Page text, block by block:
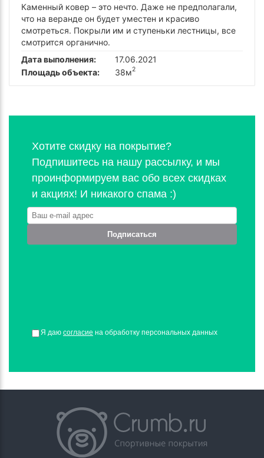
Каменный ковер – это нечто. Даже не предполагали,
что на веранде он будет уместен и красиво
смотреться. Покрыли им и ступеньки лестницы, все
смотрится органично.
Дата выполнения:
17.06.2021
Площадь объекта:
38м2
Хотите скидку на покрытие?
Подпишитесь на нашу рассылку, и мы
проинформируем вас обо всех скидках
и акциях! И никакого спама :)
Подписаться
Я даю согласие на обработку персональных данных